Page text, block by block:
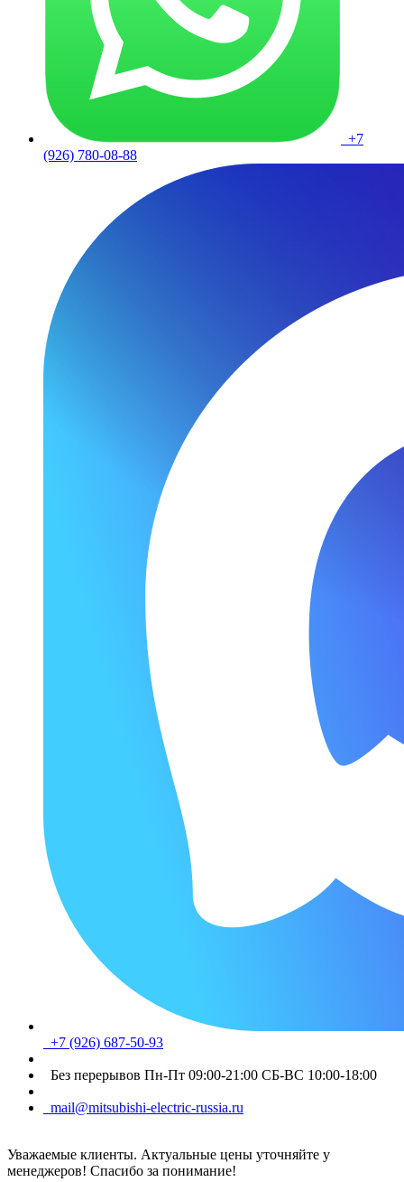
+7
(926) 780-08-88
+7 (926) 687-50-93
Без перерывов Пн-Пт 09:00-21:00 СБ-ВС 10:00-18:00
mail@mitsubishi-electric-russia.ru
Уважаемые клиенты. Актуальные цены уточняйте у
менеджеров! Спасибо за понимание!